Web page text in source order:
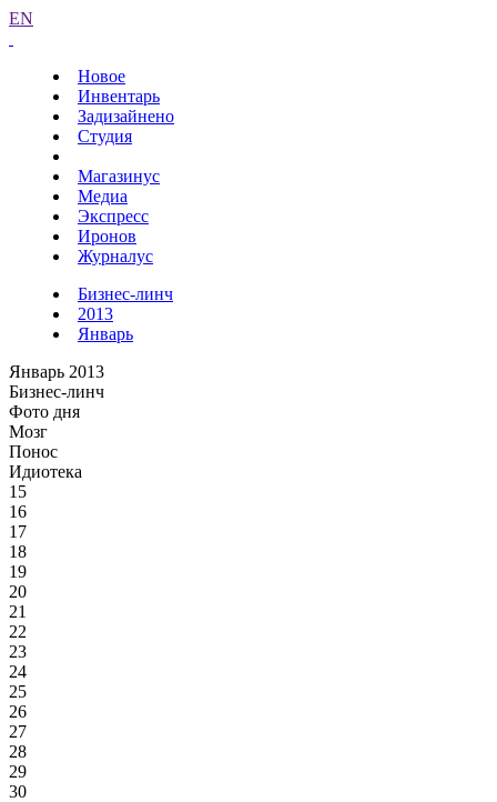
EN
Новое
Инвентарь
Задизайнено
Студия
Магазинус
Медиа
Экспресс
Иронов
Журналус
Бизнес-линч
2013
Январь
Январь 2013
Бизнес-линч
Фото дня
Мозг
Понос
Идиотека
15
16
17
18
19
20
21
22
23
24
25
26
27
28
29
30